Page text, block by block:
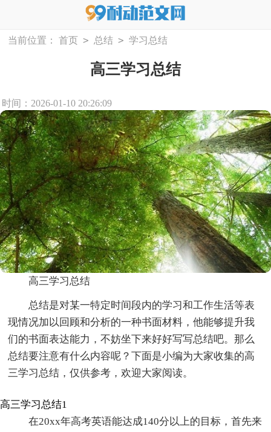
当前位置： 首页 > 总结 > 学习总结
高三学习总结
时间：2026-01-10 20:26:09
高三学习总结
总结是对某一特定时间段内的学习和工作生活等表
现情况加以回顾和分析的一种书面材料，他能够提升我
们的书面表达能力，不妨坐下来好好写写总结吧。那么
总结要注意有什么内容呢？下面是小编为大家收集的高
三学习总结，仅供参考，欢迎大家阅读。
高三学习总结1
在20xx年高考英语能达成140分以上的目标，首先来